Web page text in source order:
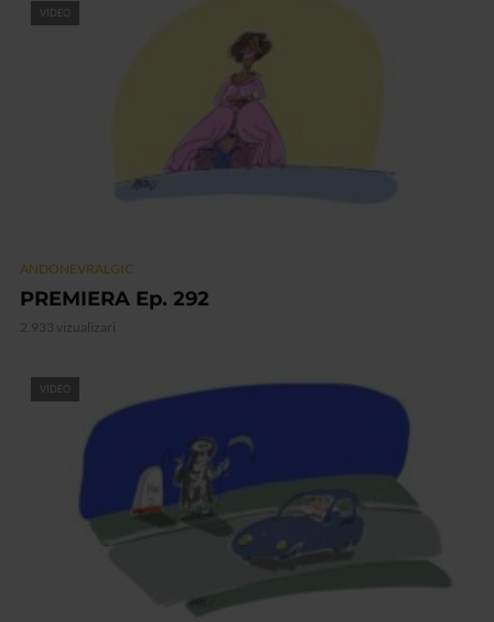
VIDEO
ANDONEVRALGIC
PREMIERA Ep. 292
2.933 vizualizari
VIDEO